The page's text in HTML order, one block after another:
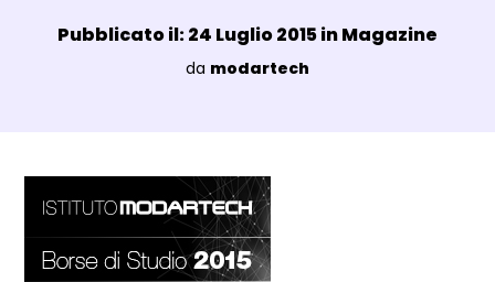
Data e ora:
Pubblicato il: 24 Luglio 2015 inMagazine
Luogo:
da modartech
Dettagli Post Magazine